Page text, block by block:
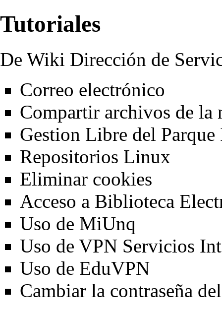
Tutoriales
De Wiki Dirección de
Correo electrónico
Compartir archivos de la
Gestion Libre del
Repositorios Linux
Eliminar cookies
Acceso a Biblioteca
Uso de MiUnq
Uso de VPN Servicios
Uso de EduVPN
Cambiar la contraseña